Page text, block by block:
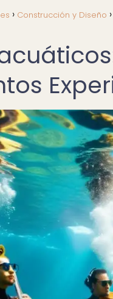
Construcción y Diseño